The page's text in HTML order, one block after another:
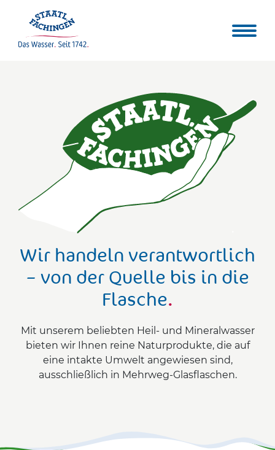
Wir handeln verantwortlich
– von der Quelle bis in die
Flasche.
Mit unserem beliebten Heil- und Mineralwasser
bieten wir Ihnen reine Naturprodukte, die auf
eine intakte Umwelt angewiesen sind,
ausschließlich in Mehrweg-Glasflaschen.